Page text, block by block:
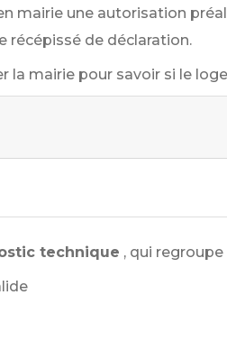
mairie une autorisation
récépissé de déclaration.
mairie pour savoir si le
technique , qui